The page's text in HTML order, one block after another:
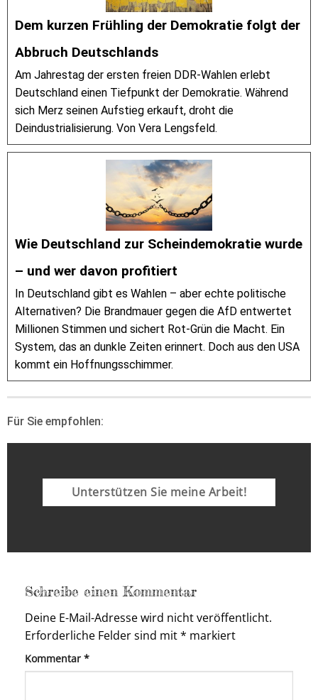
Dem kurzen Frühling der Demokratie folgt der
Abbruch Deutschlands
Am Jahrestag der ersten freien DDR-Wahlen erlebt
Deutschland einen Tiefpunkt der Demokratie. Während
sich Merz seinen Aufstieg erkauft, droht die
Deindustrialisierung. Von Vera Lengsfeld.
Wie Deutschland zur Scheindemokratie wurde
– und wer davon profitiert
In Deutschland gibt es Wahlen – aber echte politische
Alternativen? Die Brandmauer gegen die AfD entwertet
Millionen Stimmen und sichert Rot-Grün die Macht. Ein
System, das an dunkle Zeiten erinnert. Doch aus den USA
kommt ein Hoffnungsschimmer.
Für Sie empfohlen:
Unterstützen Sie meine Arbeit!
Schreibe einen Kommentar
Deine E-Mail-Adresse wird nicht veröffentlicht.
Erforderliche Felder sind mit* markiert
Kommentar *